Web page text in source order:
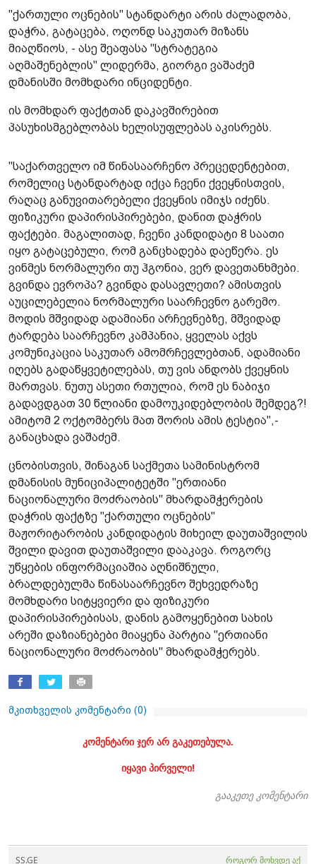
"ქართული ოცნების" სტანდარტი არის ძალადობა,
დაჭრა, გატაცება, ოღონდ საკუთარ მიზანს
მიაღწიოს, - ასე შეაფასა "სტრატეგია
აღმაშენებლის" ლიდერმა, გიორგი ვაშაძემ
დმანისში მომხდარი ინციდენტი.
ის მომხდარ ფაქტთან დაკავშირებით
პასუხისმგებლობას ხელისუფლებას აკისრებს.
"საქართველო იმ წინასაარჩენო პრეცედენტებით,
რომელიც სტანდარტად იქცა ჩვენი ქვეყნისთვის,
რაღაც განუვითარებელი ქვეყნის იმიჯს იძენს.
ფიზიკური დაპირისპირებები, დანით დაჭრის
ფაქტები. მაგალითად, ჩვენი კანდიდატი 8 საათი
იყო გატაცებული, რომ განცხადება დაეწერა. ეს
ვინმეს ნორმალური თუ ჰგონია, ვერ დავეთანხმები.
გვინდა ევროპა? გვინდა დასავლეთი? ამისთვის
აუცილებელია ნორმალური საარჩევნო გარემო.
მოდის მშვიდად ადამიანი არჩევნებზე, მშვიდად
ტარდება საარჩევნო კამპანია, ყველას აქვს
კომუნიკაცია საკუთარ ამომრჩევლებთან, ადამიანი
იღებს გადაწყვეტილებას, თუ ვის ანდობს ქვეყნის
მართვას. ნუთუ ასეთი რთულია, რომ ეს ნაბიჯი
გადავდგათ 30 წლიანი დამოუკიდებლობის შემდეგ?!
ამიტომ 2 ოქტომბერს მათ შორის ამის ტესტია",-
განაცხადა ვაშაძემ.
ცნობისთვის, შინაგან საქმეთა სამინისტრომ
დმანისის მუნიციპალიტეტში "ერთიანი
ნაციონალური მოძრაობის" მხარდამჭერების
დაჭრის ფაქტზე "ქართული ოცნების"
მაჟორიტარობის კანდიდატის მიხეილ დაუთაშვილის
შვილი დავით დაუთაშვილი დააკავა. როგორც
უწყების ინფორმაციაშია აღნიშნული,
ბრალდებულმა წინასაარჩევნო შეხვედრაზე
მომხდარი სიტყვიერი და ფიზიკური
დაპირისპირებისას, დანის გამოყენებით სახის
არეში დაზიანებები მიაყენა პარტია "ერთიანი
ნაციონალური მოძრაობის" მხარდამჭერებს.
მკითხველის კომენტარი (0)
კომენტარი ჯერ არ გაკეთებულა.
იყავი პირველი!
გააკეთე კომენტარი
SS.GE როგორ მოხვდე აქ